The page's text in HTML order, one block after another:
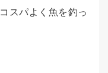
スパよく魚を釣っ